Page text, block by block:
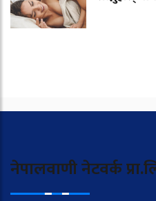
नेपालवाणी नेटवर्क